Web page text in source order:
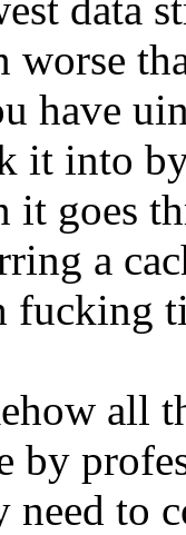
worse
have
it into
it goes
a
fucking
all
by
need to